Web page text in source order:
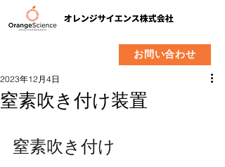
お問い合わせ
窒素吹き付け装置
2023年12月4日
窒素吹き付け